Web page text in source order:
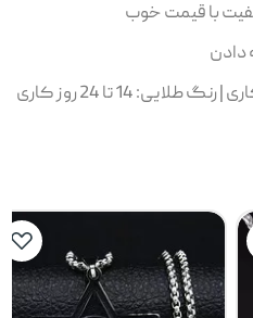
با قیمت خوب
دادن